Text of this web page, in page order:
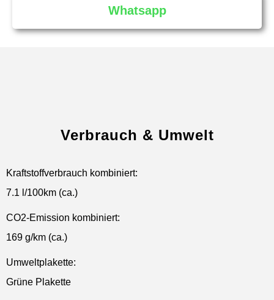
Whatsapp
Verbrauch & Umwelt
Kraftstoffverbrauch kombiniert:
7.1 l/100km (ca.)
CO2-Emission kombiniert:
169 g/km (ca.)
Umweltplakette:
Grüne Plakette